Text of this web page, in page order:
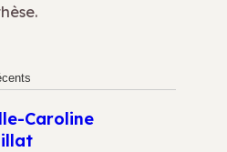
Caroline